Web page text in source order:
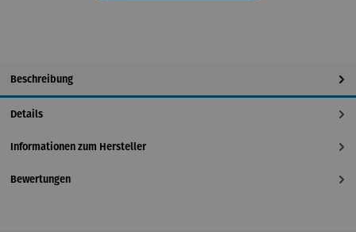
Beschreibung
Details
Informationen zum Hersteller
Bewertungen